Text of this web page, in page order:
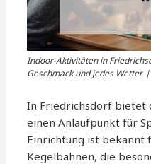
Indoor-Aktivitäten in
Geschmack und jedes Wetter.
In Friedrichsdorf bietet
einen Anlaufpunkt für
Einrichtung ist bekannt
Kegelbahnen, die